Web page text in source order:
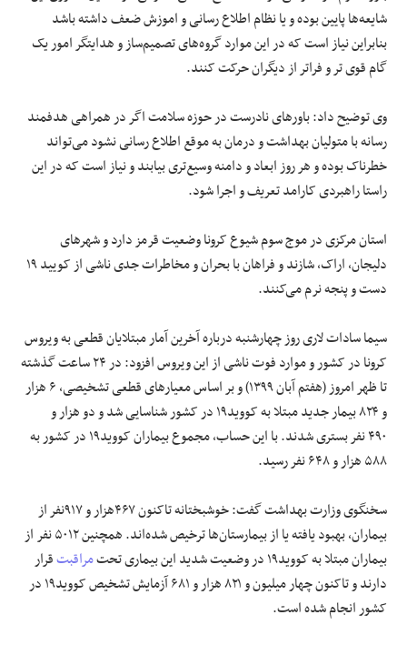
شایعه‌ها پایین بوده و یا نظام اطلاع رسانی و اموزش ضعف داشته باشد
بنابراین نیاز است که در این موارد گروه‌های تصمیم‌ساز و هدایتگر امور یک
گام قوی تر و فراتر از دیگران حرکت کنند.
وی توضیح داد: باورهای نادرست در حوزه سلامت اگر در همراهی هدفمند
رسانه با متولیان بهداشت و درمان به موقع اطلاع رسانی نشود می‌تواند
خطرناک بوده و هر روز ابعاد و دامنه وسیع‌تری بیابند و نیاز است که در این
راستا راهبردی کارامد تعریف و اجرا شود.
استان مرکزی در موج سوم شیوع کرونا وضعیت قرمز دارد و شهرهای
دلیجان، اراک، شازند و فراهان با بحران و مخاطرات جدی ناشی از کویید ۱۹
دست و پنجه نرم می‌کنند.
سیما سادات لاری روز چهارشنبه درباره آخرین آمار مبتلایان قطعی به ویروس
کرونا در کشور و موارد فوت ناشی از این ویروس افزود: در ۲۴ ساعت گذشته
تا ظهر امروز (هفتم آبان ۱۳۹۹) و بر اساس معیارهای قطعی تشخیصی، ۶ هزار
و ۸۲۴ بیمار جدید مبتلا به کووید۱۹ در کشور شناسایی شد و دو هزار و
۴۹۰ نفر بستری شدند. با این حساب، مجموع بیماران کووید۱۹ در کشور به
۵۸۸ هزار و ۶۴۸ نفر رسید.
سخنگوی وزارت بهداشت گفت: خوشبختانه تاکنون ۴۶۷هزار و ۹۱۷نفر از
بیماران، بهبود یافته یا از بیمارستان‌ها ترخیص شده‌اند. همچنین ۵۰۱۲ نفر از
بیماران مبتلا به کووید۱۹ در وضعیت شدید این بیماری تحت
مراقبتقرار
دارند و تاکنون چهار میلیون و ۸۲۱ هزار و ۶۸۱ آزمایش تشخیص کووید۱۹ در
کشور انجام شده است.